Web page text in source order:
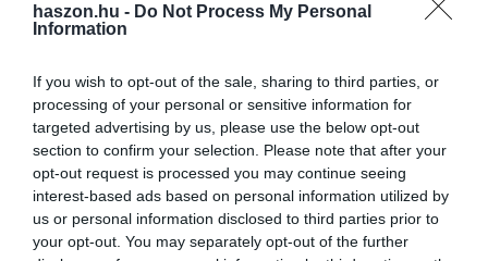
haszon.hu - Do Not Process My Personal
Information
If you wish to opt-out of the sale, sharing to third parties, or
processing of your personal or sensitive information for
targeted advertising by us, please use the below opt-out
section to confirm your selection. Please note that after your
opt-out request is processed you may continue seeing
interest-based ads based on personal information utilized by
us or personal information disclosed to third parties prior to
your opt-out. You may separately opt-out of the further